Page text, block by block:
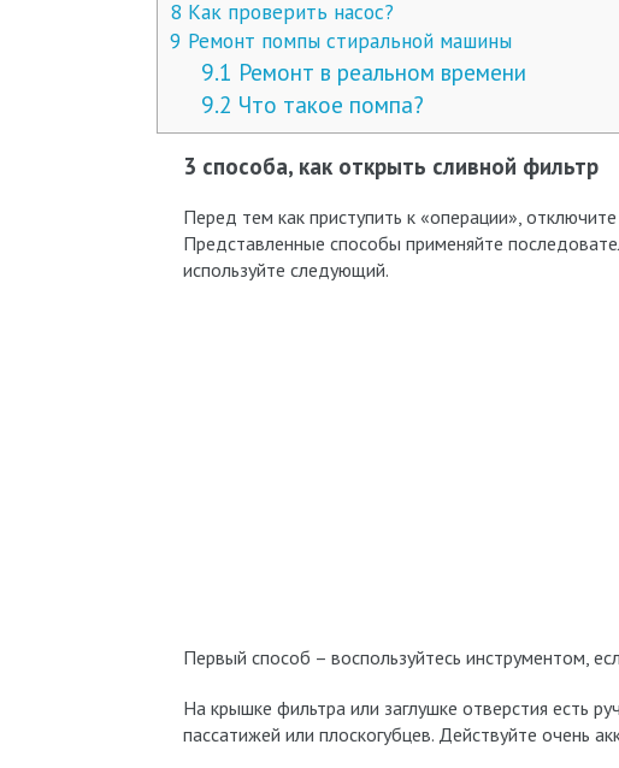
8 Как проверить насос?
9 Ремонт помпы стиральной машины
9.1 Ремонт в реальном времени
9.2 Что такое помпа?
3 способа, как открыть сливной фильтр
Перед тем как приступить к «операции»,
Представленные способы применяйте
используйте следующий.
Первый способ – воспользуйтесь инструментом,
На крышке фильтра или заглушке отверстия есть
пассатижей или плоскогубцев. Действуйте очень